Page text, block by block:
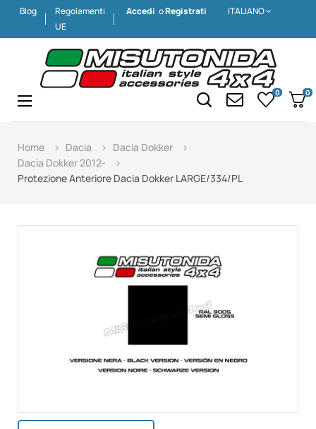
ITALIANO
Blog
Regolamenti
UE
Accedi oRegistrati
Navigazione
☰ 0 0
Home Dacia
Dacia Dokker
Dacia Dokker 2012-
Protezione Anteriore Dacia Dokker LARGE/334/PL